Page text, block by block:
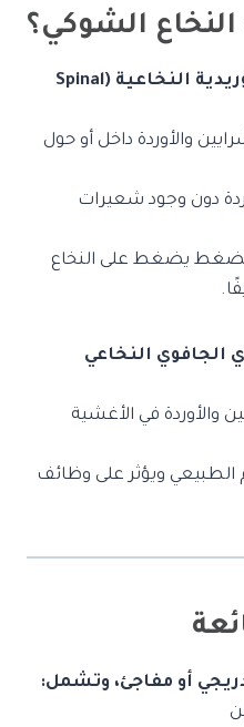
الشوكي؟
1. التشوهات الشريانية الوريدية النخاعية (Spinal
والأوردة داخل أو حول
دون وجود شعيرات
يضغط على النخاع
الجافوي النخاعي
والأوردة في الأغشية
ويؤثر على وظائف
أو مفاجئ، وتشمل: